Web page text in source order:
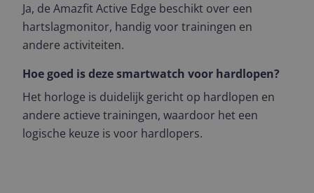
Ja, de Amazfit Active Edge beschikt over een
hartslagmonitor, handig voor trainingen en
andere activiteiten.
Hoe goed is deze smartwatch voor hardlopen?
Het horloge is duidelijk gericht op hardlopen en
andere actieve trainingen, waardoor het een
logische keuze is voor hardlopers.